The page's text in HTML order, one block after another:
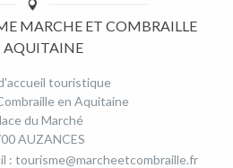
MARCHE ET COMBRAILLE
AQUITAINE
touristique
en Aquitaine
du Marché
AUZANCES
: tourisme@marcheetcombraille.fr